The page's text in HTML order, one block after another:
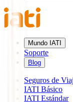
Mundo IATI
Soporte
Blog
Seguros de
IATI Básico
IATI Estándar